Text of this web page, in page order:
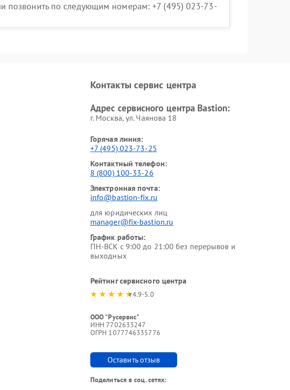
позвонить по следующим номерам: +7 (495) 023-73-
Контакты сервис центра
Адрес сервисного центра Bastion:
г. Москва, ул. Чаянова 18
Горячая линия:
+7 (495) 023-73-25
Контактный телефон:
8 (800) 100-33-26
Электронная почта:
info@bastion-fix.ru
для юридических лиц
manager@fix-bastion.ru
График работы:
ПН-ВСК с 9:00 до 21:00 без перерывов и
выходных
Рейтинг сервисного центра
4.9-5.0
ООО "Русервис"
ИНН 7702633247
ОГРН 1077746335776
Оставить отзыв
Поделиться в соц. сетях: